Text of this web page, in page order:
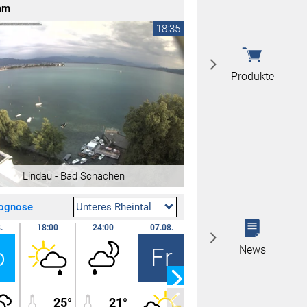
Livedaten
Produkte
Exporte für
News
2020
nicht überein
nicht überein
18:35
Lindau - Bad Schachen
Unteres Rheintal
18:00
25°
24:00
21°
07.08.
Fr